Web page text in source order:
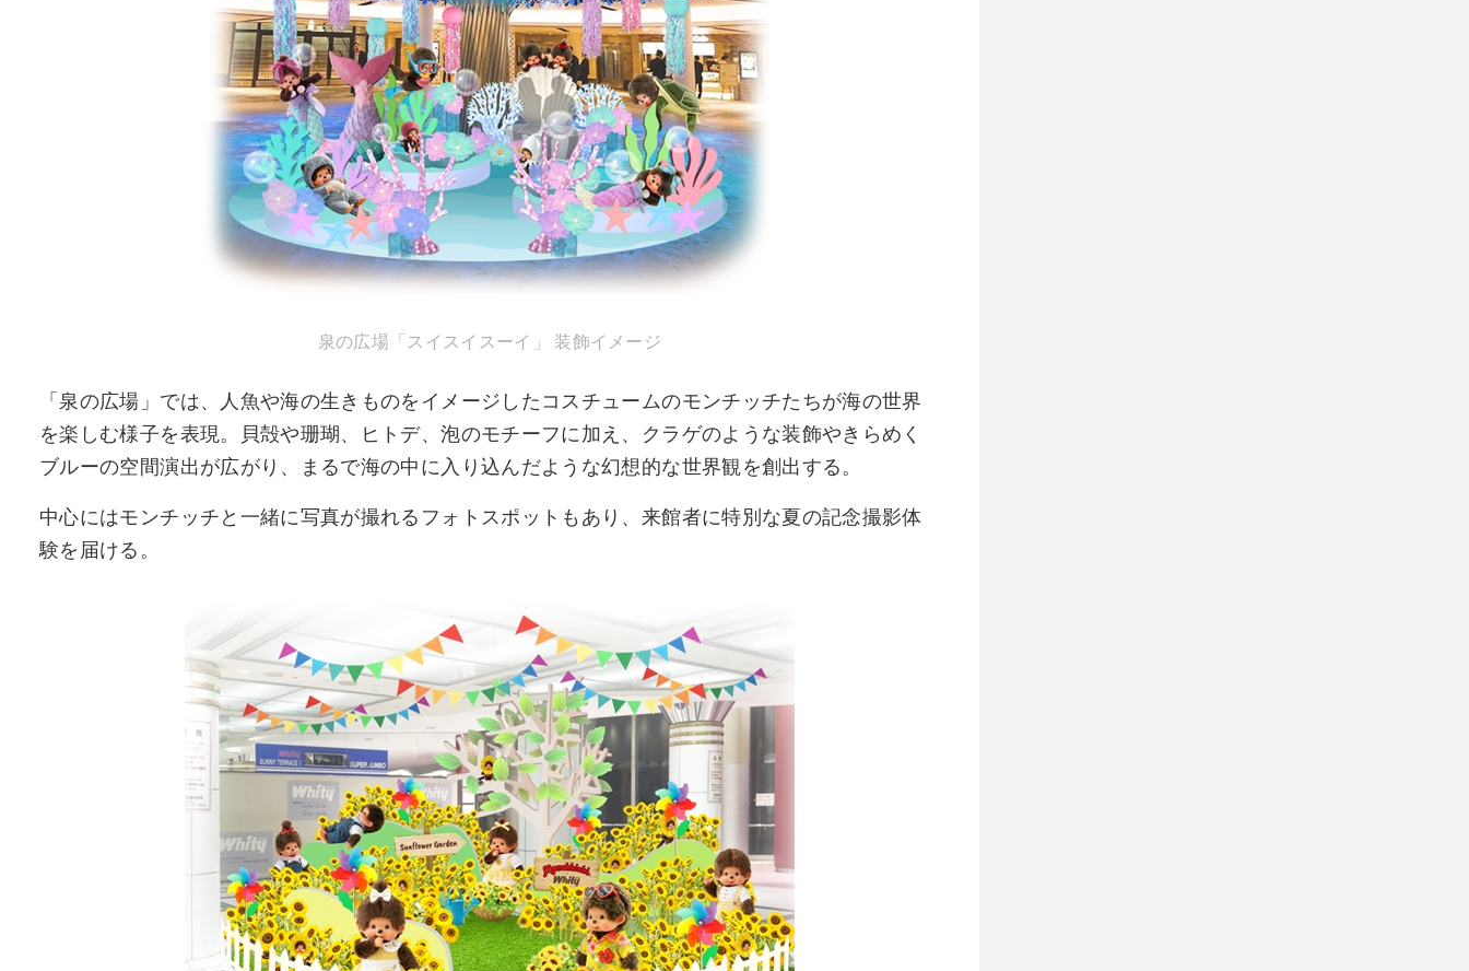
泉の広場「スイスイスーイ」 装飾イメージ
「泉の広場」では、人魚や海の生きものをイメージしたコスチュームのモンチッチたちが海の世界
を楽しむ様子を表現。貝殻や珊瑚、ヒトデ、泡のモチーフに加え、クラゲのような装飾やきらめく
ブルーの空間演出が広がり、まるで海の中に入り込んだような幻想的な世界観を創出する。
中心にはモンチッチと一緒に写真が撮れるフォトスポットもあり、来館者に特別な夏の記念撮影体
験を届ける。